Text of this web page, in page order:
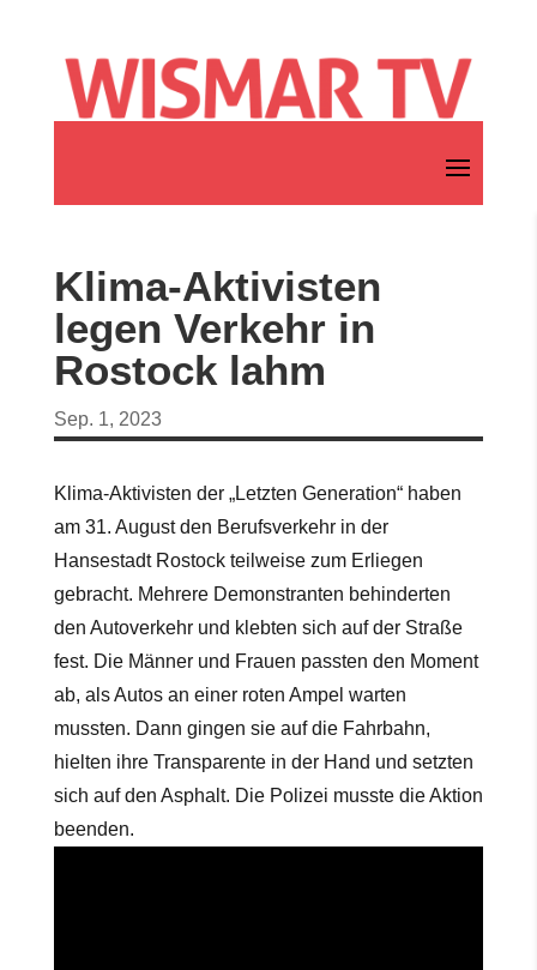
Klima-Aktivisten
legen Verkehr in
Rostock lahm
Sep. 1, 2023
Klima-Aktivisten der „Letzten Generation“ haben
am 31. August den Berufsverkehr in der
Hansestadt Rostock teilweise zum Erliegen
gebracht. Mehrere Demonstranten behinderten
den Autoverkehr und klebten sich auf der Straße
fest. Die Männer und Frauen passten den Moment
ab, als Autos an einer roten Ampel warten
mussten. Dann gingen sie auf die Fahrbahn,
hielten ihre Transparente in der Hand und setzten
sich auf den Asphalt. Die Polizei musste die Aktion
beenden.